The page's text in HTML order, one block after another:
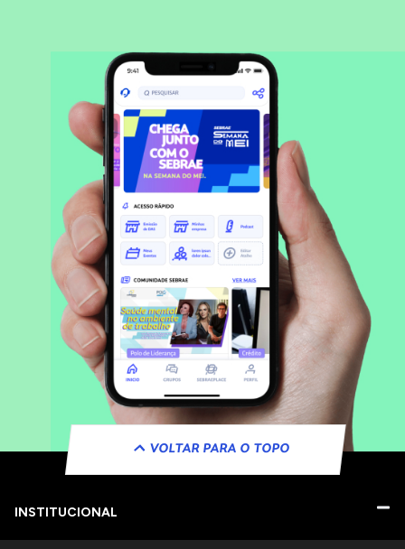
VOLTAR PARA O TOPO
INSTITUCIONAL